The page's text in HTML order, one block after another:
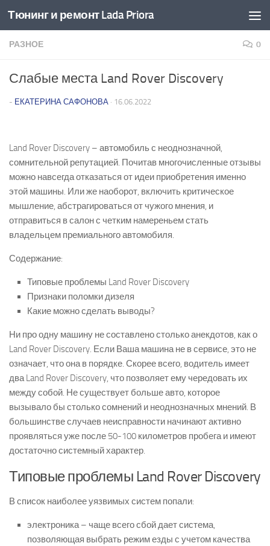
Перейти к содержимому
Тюнинг и ремонт Lada Priora
РАЗНОЕ 0
Слабые места Land Rover Discovery
- ЕКАТЕРИНА САФОНОВА · 16.06.2022
Land Rover Discovery – автомобиль с неоднозначной,
сомнительной репутацией. Почитав многочисленные отзывы
можно навсегда отказаться от идеи приобретения именно
этой машины. Или же наоборот, включить критическое
мышление, абстрагироваться от чужого мнения, и
отправиться в салон с четким намереньем стать
владельцем премиального автомобиля.
Содержание:
Типовые проблемы Land Rover Discovery
Признаки поломки дизеля
Какие можно сделать выводы?
Ни про одну машину не составлено столько анекдотов, как о
Land Rover Discovery. Если Ваша машина не в сервисе, это не
означает, что она в порядке. Скорее всего, водитель имеет
два Land Rover Discovery, что позволяет ему чередовать их
между собой. Не существует больше авто, которое
вызывало бы столько сомнений и неоднозначных мнений. В
большинстве случаев неисправности начинают активно
проявляться уже после 50-100 километров пробега и имеют
достаточно системный характер.
Типовые проблемы Land Rover Discovery
В список наиболее уязвимых систем попали:
электроника – чаще всего сбой дает система,
позволяющая выбрать режим езды с учетом качества